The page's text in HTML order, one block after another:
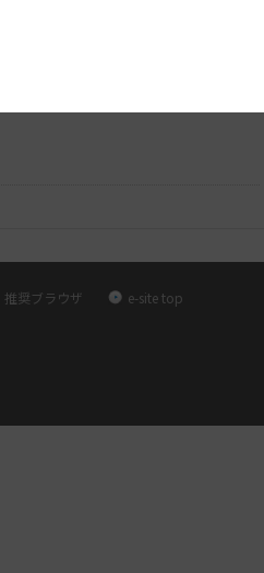
推奨ブラウザ e-site top